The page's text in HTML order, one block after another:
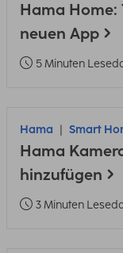
Hama Home:
neuen App
5 Minuten
Hama Smart
Hama
hinzufügen
3 Minuten